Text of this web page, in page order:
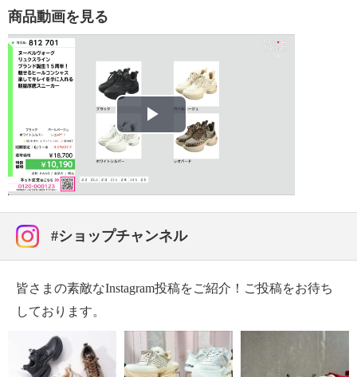
【サイズ（その他）】
・ヒールの高さ：約５．５ｃｍ
・前底厚み：約２ｃｍ
・前側着地点厚み：約３．５ｃｍ
・高低差：約２ｃｍ
【サイズ（表示記号と目安サイズ） 】
【重さ】
・片足約２９０ｇ（サイズにより多少の差異あり）
【原産国（地）】
・中国製
商品動画を見る
Play
Video
#ショップチャンネル
皆さまの素敵なInstagram投稿をご紹介！ご投稿をお待ち
しております。